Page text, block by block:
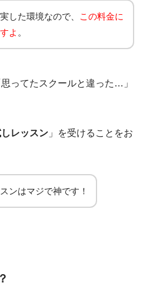
した環境なので、
この料金に
よ 。
ってたスクールと違った…」
レッスン 」を受けることをお
ンはマジで神です！